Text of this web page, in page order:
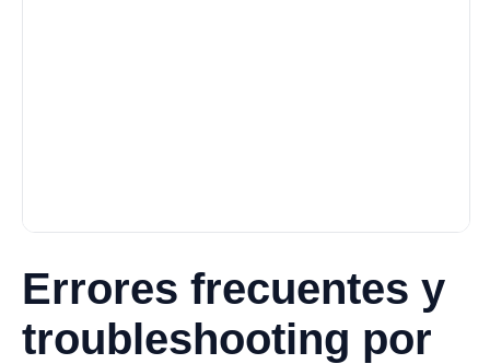
Errores frecuentes y
troubleshooting por